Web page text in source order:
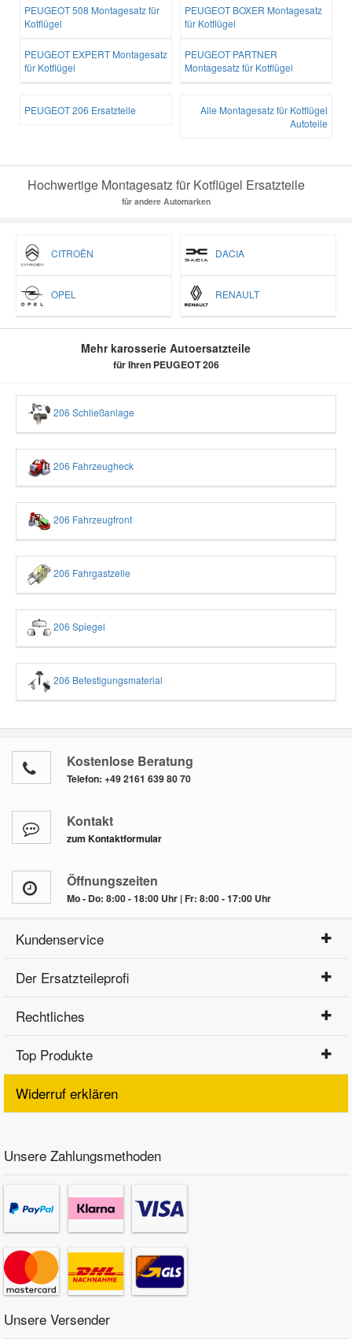
PEUGEOT 508 Montagesatz für
Kotflügel
PEUGEOT BOXER Montagesatz
für Kotflügel
PEUGEOT EXPERT Montagesatz
für Kotflügel
PEUGEOT PARTNER
Montagesatz für Kotflügel
PEUGEOT 206 Ersatzteile
Alle Montagesatz für Kotflügel
Autoteile
Hochwertige Montagesatz für Kotflügel Ersatzteile
für andere Automarken
CITROËN DACIA
OPEL RENAULT
Mehr karosserie Autoersatzteile
für Ihren PEUGEOT 206
206 Schließanlage
206 Fahrzeugheck
206 Fahrzeugfront
206 Fahrgastzelle
206 Spiegel
206 Befestigungsmaterial
Kostenlose Beratung
Telefon: +49 2161 639 80 70
Kontakt
zum Kontaktformular
Öffnungszeiten
Mo - Do: 8:00 - 18:00 Uhr | Fr: 8:00 - 17:00 Uhr
Kundenservice
Der Ersatzteileprofi
Rechtliches
Top Produkte
Widerruf erklären
Unsere Zahlungsmethoden
Unsere Versender